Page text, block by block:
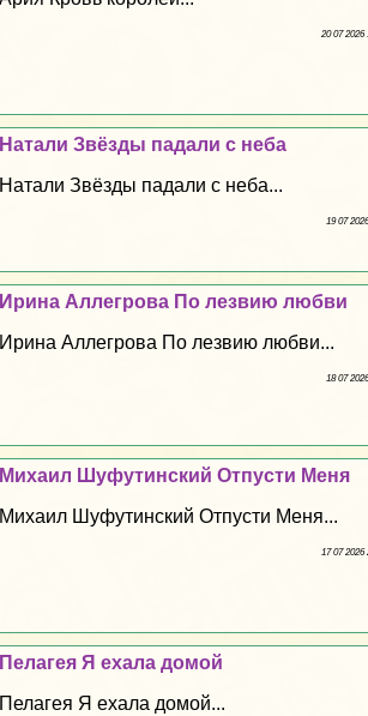
20 07 2026
Натали Звёзды падали с неба
Натали Звёзды падали с неба...
19 07
Ирина Аллегрова По лезвию любви
Ирина Аллегрова По лезвию любви...
18 07
Михаил Шуфутинский Отпусти Меня
Михаил Шуфутинский Отпусти Меня...
17 07 2026
Пелагея Я ехала домой
Пелагея Я ехала домой...